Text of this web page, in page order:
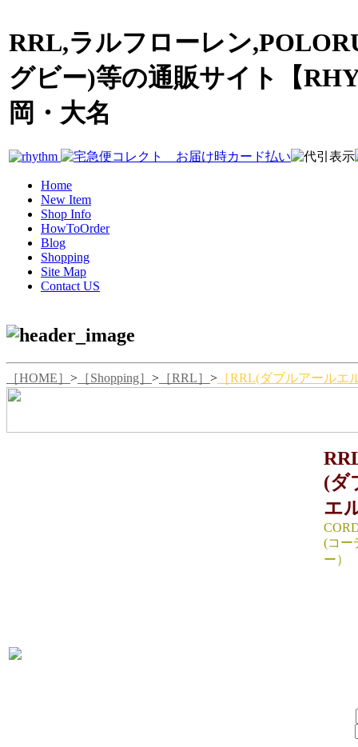
RRL,ラルフローレン
グビー)等の通販サイト【
岡・大名
Home
New Item
Shop Info
HowToOrder
Blog
Shopping
Site Map
Contact US
［HOME］ > ［Shopping］ > ［RRL］ > ［RRL(ダブルアールエ
(ダ
エ
(コー
ー）